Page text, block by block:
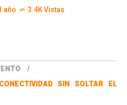
año 3.4K Vistas
SIN SOLTAR EL